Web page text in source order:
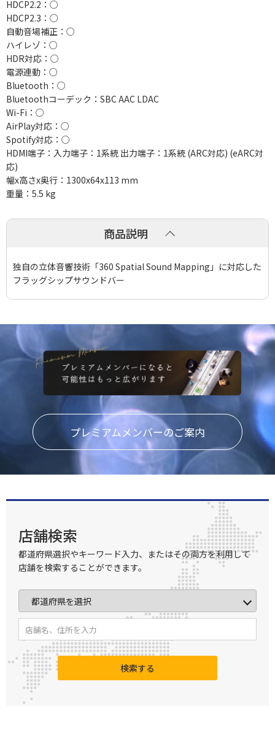
HDCP2.2：○
HDCP2.3：○
自動音場補正：○
ハイレゾ：○
HDR対応：○
電源連動：○
Bluetooth：○
Bluetoothコーデック：SBC AAC LDAC
Wi-Fi：○
AirPlay対応：○
Spotify対応：○
HDMI端子：入力端子：1系統 出力端子：1系統 (ARC対応) (eARC対
応)
幅x高さx奥行：1300x64x113 mm
重量：5.5 kg
商品説明
独自の立体音響技術「360 Spatial Sound Mapping」に対応した
フラッグシップサウンドバー
プレミアムメンバーのご案内
店舗検索
都道府県選択やキーワード入力、またはその両方を利用して
店舗を検索することができます。
検索する